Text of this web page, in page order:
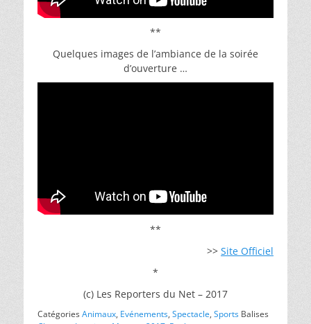
**
Quelques images de l’ambiance de la soirée
d’ouverture …
**
>> Site Officiel
*
(c) Les Reporters du Net – 2017
CatégoriesAnimaux, Evénements, Spectacle, Sports Balises